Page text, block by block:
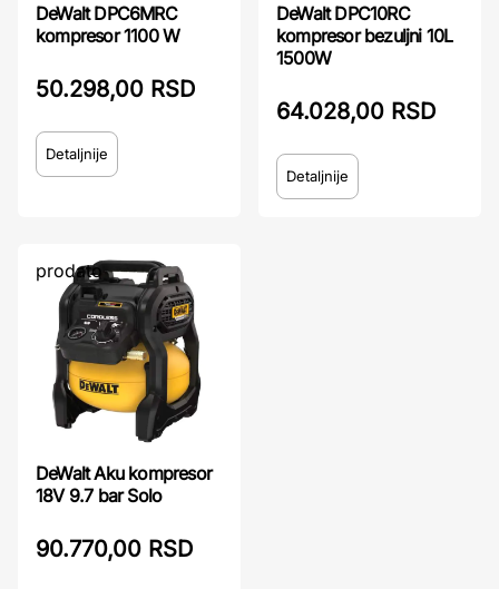
DeWalt DPC6MRC
kompresor 1100 W
50.298,00 RSD
Detaljnije
DeWalt DPC10RC
kompresor bezuljni 10L
1500W
64.028,00 RSD
Detaljnije
prodato
DeWalt Aku kompresor
18V 9.7 bar Solo
90.770,00 RSD